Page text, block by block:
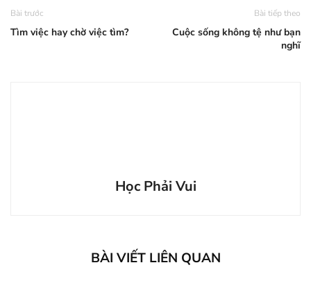
Bài trước
Tìm việc hay chờ việc tìm?
Bài tiếp theo
Cuộc sống không tệ như bạn
nghĩ
Học Phải Vui
BÀI VIẾT LIÊN QUAN